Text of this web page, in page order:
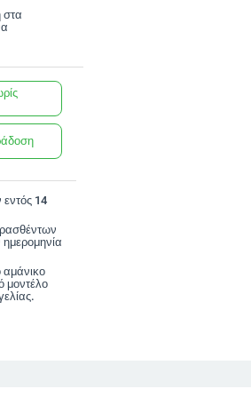
στα
14
αμάνικο
μοντέλο